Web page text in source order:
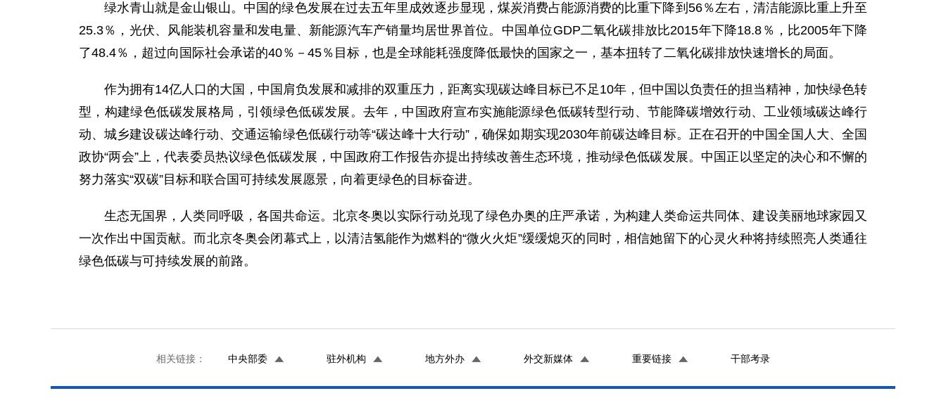
绿水青山就是金山银山。中国的绿色发展在过去五年里成效逐步显现，煤炭消费占能源消费的比重下降到56％左右，清洁能源比重上升至
25.3％，光伏、风能装机容量和发电量、新能源汽车产销量均居世界首位。中国单位GDP二氧化碳排放比2015年下降18.8％，比2005年下降
了48.4％，超过向国际社会承诺的40％－45％目标，也是全球能耗强度降低最快的国家之一，基本扭转了二氧化碳排放快速增长的局面。
作为拥有14亿人口的大国，中国肩负发展和减排的双重压力，距离实现碳达峰目标已不足10年，但中国以负责任的担当精神，加快绿色转
型，构建绿色低碳发展格局，引领绿色低碳发展。去年，中国政府宣布实施能源绿色低碳转型行动、节能降碳增效行动、工业领域碳达峰行
动、城乡建设碳达峰行动、交通运输绿色低碳行动等“碳达峰十大行动”，确保如期实现2030年前碳达峰目标。正在召开的中国全国人大、全国
政协“两会”上，代表委员热议绿色低碳发展，中国政府工作报告亦提出持续改善生态环境，推动绿色低碳发展。中国正以坚定的决心和不懈的
努力落实“双碳”目标和联合国可持续发展愿景，向着更绿色的目标奋进。
生态无国界，人类同呼吸，各国共命运。北京冬奥以实际行动兑现了绿色办奥的庄严承诺，为构建人类命运共同体、建设美丽地球家园又
一次作出中国贡献。而北京冬奥会闭幕式上，以清洁氢能作为燃料的“微火火炬”缓缓熄灭的同时，相信她留下的心灵火种将持续照亮人类通往
绿色低碳与可持续发展的前路。
相关链接： 中央部委 驻外机构 地方外办 外交新媒体 重要链接 干部考录